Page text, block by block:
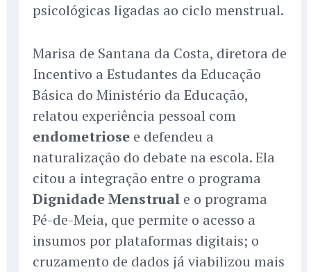
psicológicas ligadas ao ciclo menstrual.
Marisa de Santana da Costa, diretora de
Incentivo a Estudantes da Educação
Básica do Ministério da Educação,
relatou experiência pessoal com
endometriose e defendeu a
naturalização do debate na escola. Ela
citou a integração entre o programa
Dignidade Menstrual e o programa
Pé-de-Meia, que permite o acesso a
insumos por plataformas digitais; o
cruzamento de dados já viabilizou mais